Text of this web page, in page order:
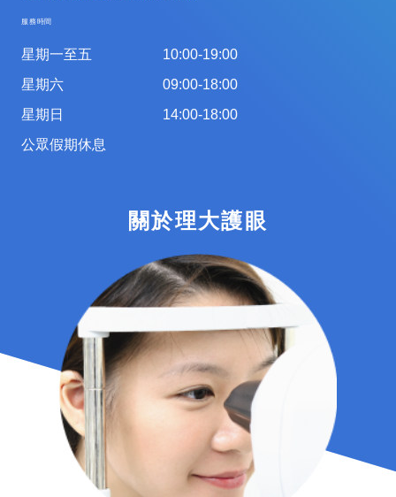
服務時間
星期一至五
星期六
星期日
公眾假期休息
10:00-19:00
09:00-18:00
14:00-18:00
關於理大護眼